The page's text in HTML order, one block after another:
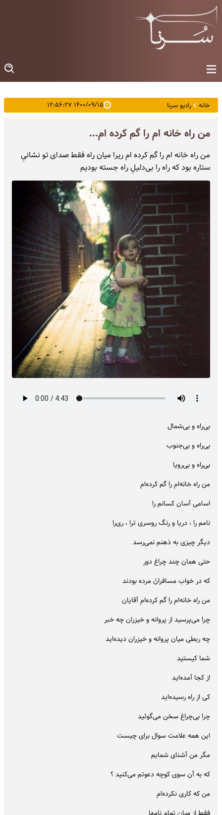
خانه رادیو سرنا ۱۴۰۰/۰۹/۱۵ ۱۲:۵۶:۲۷
من راه خانه ام را گم کرده ام...
من راه خانه‌ ام را گم کرده‌ ام ریرا میان راه فقط صدای تو نشانیِ
ستاره بود که راه را بی‌دلیلِ راه جسته بودیم
بی‌راه و بی‌شمال
بی‌راه و بی‌جنوب
بی‌راه و بی‌رویا
من راه خانه‌ام را گم کرده‌ام
اسامی آسان کسانم را
نامم را ، دریا و رنگ روسری ترا ، ری‌را
دیگر چیزی به ذهنم نمی‌رسد
حتی همان چند چراغ دور
که در خواب مسافرانْ مرده بودند
من راه خانه‌ام را گم کرده‌ام آقایان
چرا می‌پرسید از پروانه و خیزران چه خبر
چه ربطی میان پروانه و خیزران دیده‌اید
شما کیستید
از کجا آمده‌اید
کی از راه رسیده‌اید
چرا بی‌چراغ سخن می‌گوئید
این همه علامت سوال برای چیست
مگر من آشنای شمایم
که به آن سوی کوچه دعوتم می‌کنید ؟
من که کاری نکرده‌ام